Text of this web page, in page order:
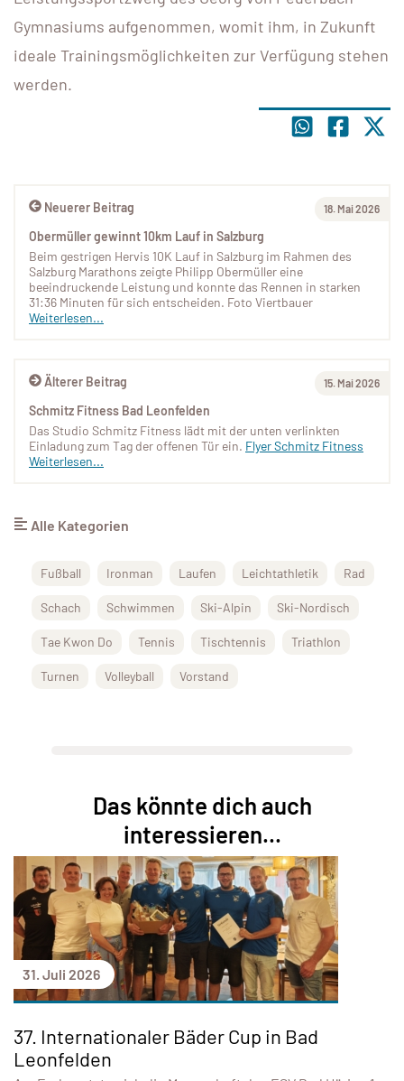
Gymnasiums aufgenommen, womit ihm, in Zukunft
ideale Trainingsmöglichkeiten zur Verfügung stehen
werden.
Älterer Beitrag 15. Mai 2026
Schmitz Fitness Bad Leonfelden
Das Studio Schmitz Fitness lädt mit der unten verlinkten
Einladung zum Tag der offenen Tür ein. Flyer Schmitz Fitness
Weiterlesen...
Neuerer Beitrag 18. Mai 2026
Obermüller gewinnt 10km Lauf in Salzburg
Beim gestrigen Hervis 10K Lauf in Salzburg im Rahmen des
Salzburg Marathons zeigte Philipp Obermüller eine
beeindruckende Leistung und konnte das Rennen in starken
31:36 Minuten für sich entscheiden. Foto Viertbauer
Weiterlesen...
Alle Kategorien
Fußball Ironman Laufen Leichtathletik Rad
Schach Schwimmen Ski-Alpin Ski-Nordisch
Tae Kwon Do Tennis Tischtennis Triathlon
Turnen Volleyball Vorstand
Das könnte dich auch
interessieren...
31. Juli 2026
37. Internationaler Bäder Cup in Bad
Leonfelden